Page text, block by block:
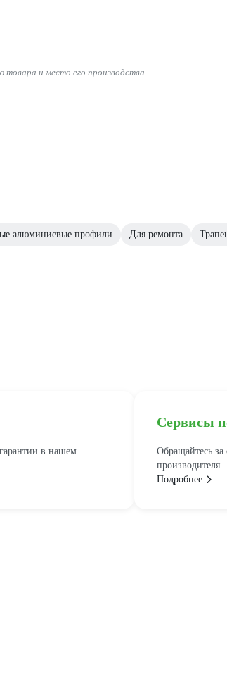
товара и место его производства.
алюминиевые профили Для ремонта
в нашем
Сервисы
Обращайтесь
производителя
Подробнее